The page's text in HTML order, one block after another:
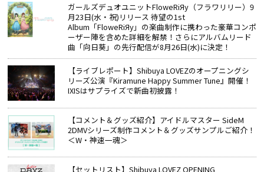
ガールズデュオユニットFloweRiЯy（フラワリリー）9
月23日(水・祝)リリース 待望の1st
Album「FloweRiЯy」の楽曲制作に携わった豪華コンポ
ーザー陣を含めた詳細を解禁！さらにアルバムリード
曲「向日葵」の先行配信が8月26日(水)に決定！
【ライブレポート】Shibuya LOVEZのオープニングシ
リーズ公演『Kiramune Happy Summer Tune』開催！
IXISはサプライズで新曲初披露！
【コメント＆グッズ紹介】アイドルマスター SideM
2DMVシリーズ制作コメント＆グッズサンプルご紹介！
＜W・神速一魂＞
【セットリスト】Shibuya LOVEZ OPENING